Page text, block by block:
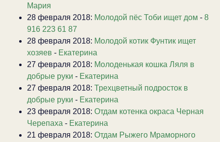
Мария
28 февраля 2018: Молодой пёс Тоби ищет дом - 8
916 223 61 87
28 февраля 2018: Молодой котик Фунтик ищет
хозяев - Екатерина
27 февраля 2018: Молоденькая кошка Ляля в
добрые руки - Екатерина
27 февраля 2018: Трехцветный подросток в
добрые руки - Екатерина
23 февраля 2018: Отдам котенка окраса Черная
Черепаха - Екатерина
21 февраля 2018: Отдам Рыжего Мраморного